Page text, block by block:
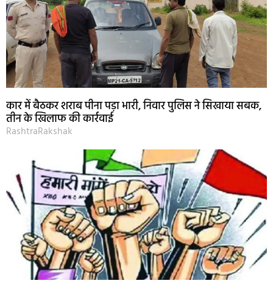
कार में बैठकर शराब पीना पड़ा भारी, निवार पुलिस ने सिखाया सबक,
तीन के खिलाफ की कार्रवाई
RashtraRakshak